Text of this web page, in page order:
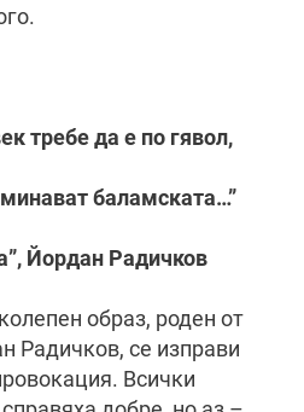
требе да е по гявол,
баламската…”
Радичков
образ, роден от
Радичков, се изправи
Всички